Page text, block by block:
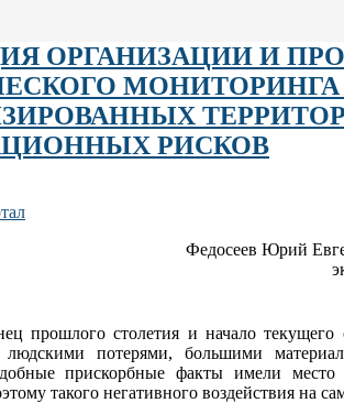
ОРГАНИЗАЦИИ И
РИСКОВ
Федосеев Юрий
прошлого столетия и начало
потерями, большими
прискорбные факты имели
такого негативного воздействия на